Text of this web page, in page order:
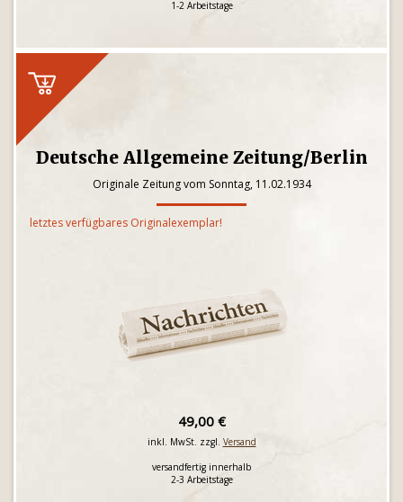
1-2 Arbeitstage
Deutsche Allgemeine Zeitung/Berlin
Originale Zeitung vom Sonntag, 11.02.1934
letztes verfügbares Originalexemplar!
49,00 €
inkl. MwSt. zzgl. Versand
versandfertig innerhalb
2-3 Arbeitstage